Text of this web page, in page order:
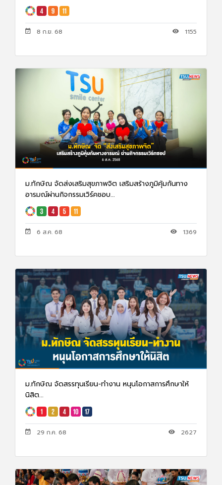
8 ก.ย. 68 1155
ม.ทักษิณ จัดส่งเสริมสุขภาพจิต เสริมสร้างภูมิคุ้มกันทาง
อารมณ์ผ่านกิจกรรมเวิร์คชอบ...
6 ส.ค. 68 1369
ม.ทักษิณ จัดสรรทุนเรียน-ทำงาน หนุนโอกาสการศึกษาให้
นิสิต...
29 ก.ค. 68 2627